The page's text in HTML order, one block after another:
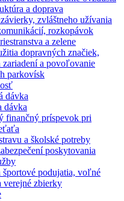
a doprava
zvláštneho užívania
rozkopávok
a zelene
dopravných značiek,
zariadení a povoľovanie
parkovísk
dávka
dávka
finančný príspevok pri
a školské potreby
poskytovania
športové podujatia, voľné
verejné zbierky